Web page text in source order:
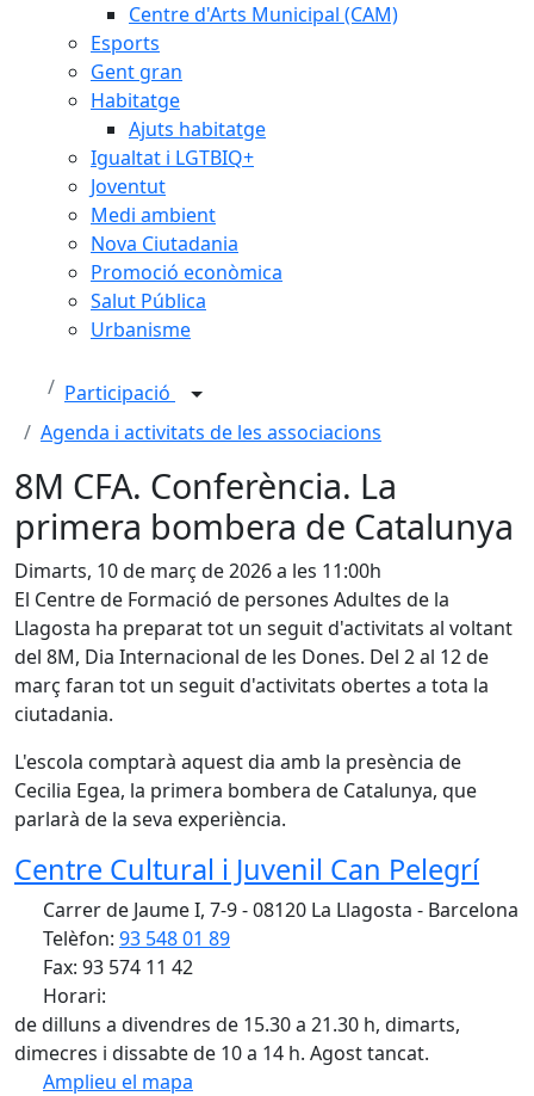
Centre d'Arts Municipal (CAM)
Esports
Gent gran
Habitatge
Ajuts habitatge
Igualtat i LGTBIQ+
Joventut
Medi ambient
Nova Ciutadania
Promoció econòmica
Salut Pública
Urbanisme
Participació
Agenda i activitats de les associacions
8M CFA. Conferència. La
primera bombera de Catalunya
Dimarts, 10 de març de 2026 a les 11:00h
El Centre de Formació de persones Adultes de la
Llagosta ha preparat tot un seguit d'activitats al voltant
del 8M, Dia Internacional de les Dones. Del 2 al 12 de
març faran tot un seguit d'activitats obertes a tota la
ciutadania.
L'escola comptarà aquest dia amb la presència de
Cecilia Egea, la primera bombera de Catalunya, que
parlarà de la seva experiència.
Centre Cultural i Juvenil Can Pelegrí
Carrer de Jaume I, 7-9 - 08120 La Llagosta - Barcelona
Telèfon: 93 548 01 89
Fax: 93 574 11 42
Horari:
de dilluns a divendres de 15.30 a 21.30 h, dimarts,
dimecres i dissabte de 10 a 14 h. Agost tancat.
Amplieu el mapa